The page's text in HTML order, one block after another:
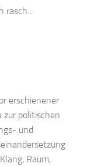
erschienener
zur politischen
und
Raum,